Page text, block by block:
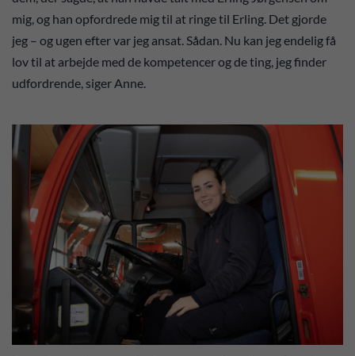
mig, og han opfordrede mig til at ringe til Erling. Det gjorde
jeg – og ugen efter var jeg ansat. Sådan. Nu kan jeg endelig få
lov til at arbejde med de kompetencer og de ting, jeg finder
udfordrende, siger Anne.